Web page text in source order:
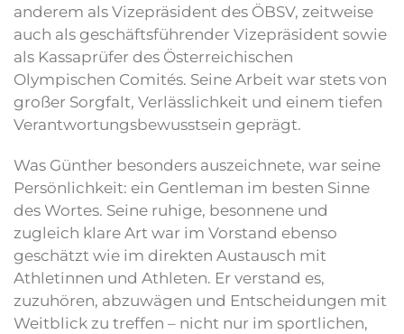
anderem als Vizepräsident des ÖBSV, zeitweise
auch als geschäftsführender Vizepräsident sowie
als Kassaprüfer des Österreichischen
Olympischen Comités. Seine Arbeit war stets von
großer Sorgfalt, Verlässlichkeit und einem tiefen
Verantwortungsbewusstsein geprägt.
Was Günther besonders auszeichnete, war seine
Persönlichkeit: ein Gentleman im besten Sinne
des Wortes. Seine ruhige, besonnene und
zugleich klare Art war im Vorstand ebenso
geschätzt wie im direkten Austausch mit
Athletinnen und Athleten. Er verstand es,
zuzuhören, abzuwägen und Entscheidungen mit
Weitblick zu treffen – nicht nur im sportlichen,